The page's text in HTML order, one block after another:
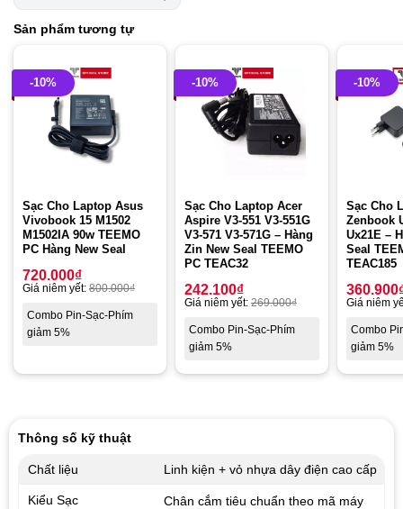
Sản phẩm tương tự
-10%
Sạc Cho Laptop Asus
Vivobook 15 M1502
M1502IA 90w TEEMO
PC Hàng New Seal
720.000₫
Giá niêm yết: 800.000₫
Combo Pin-Sạc-Phím
giảm 5%
-10%
Sạc Cho Laptop Acer
Aspire V3-551 V3-551G
V3-571 V3-571G – Hàng
Zin New Seal TEEMO
PC TEAC32
242.100₫
Giá niêm yết: 269.000₫
Combo Pin-Sạc-Phím
giảm 5%
-10%
Sạc Cho
Zenbook
Ux21E –
Seal
TEAC185
360.900
Giá niêm
Combo
giảm 5%
Thông số kỹ thuật
Chất liệu Linh kiện + vỏ nhựa dây điện cao cấp
Kiểu Sạc Chân cắm tiêu chuẩn theo mã máy